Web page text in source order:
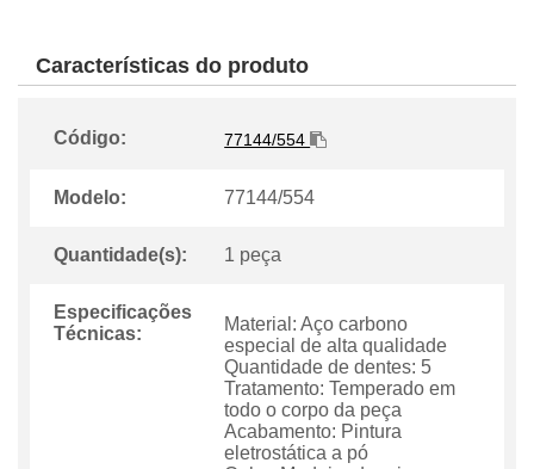
Características do produto
Código: 77144/554
Modelo: 77144/554
Quantidade(s): 1 peça
Especificações
Técnicas:
Material: Aço carbono
especial de alta qualidade
Quantidade de dentes: 5
Tratamento: Temperado em
todo o corpo da peça
Acabamento: Pintura
eletrostática a pó